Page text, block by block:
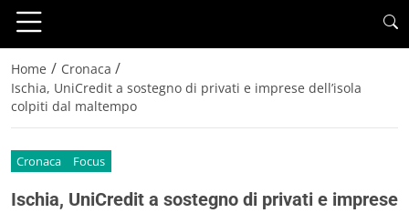
Home / Cronaca /
Ischia, UniCredit a sostegno di privati e imprese dell’isola
colpiti dal maltempo
Cronaca Focus
Ischia, UniCredit a sostegno di privati e imprese